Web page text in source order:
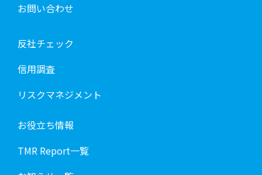
お問い合わせ
反社チェック
信用調査
リスクマネジメント
お役立ち情報
TMR Report一覧